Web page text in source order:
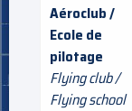
Aéroclub /
Ecole de
pilotage
Flying club /
Flying school